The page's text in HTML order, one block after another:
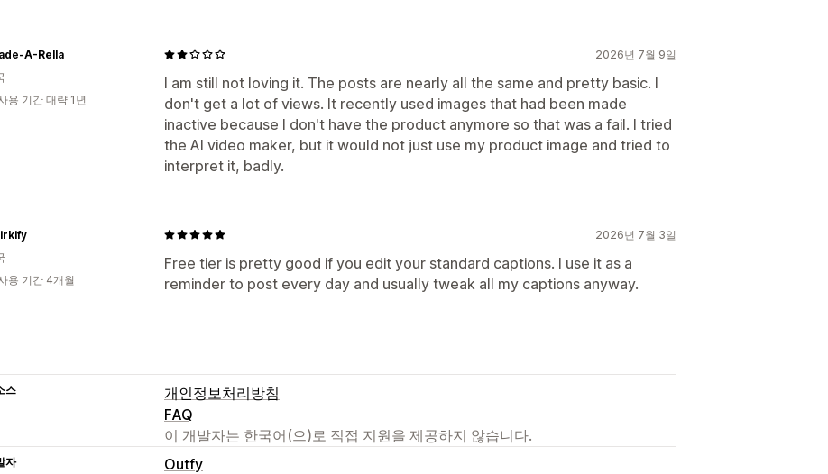
2026년 7월 9일
I am still not loving it. The posts are nearly all the same and pretty basic. I
don't get a lot of views. It recently used images that had been made
inactive because I don't have the product anymore so that was a fail. I tried
the AI video maker, but it would not just use my product image and tried to
interpret it, badly.
A-Rella
용 기간 대략 1년
2026년 7월 3일
Free tier is pretty good if you edit your standard captions. I use it as a
reminder to post every day and usually tweak all my captions anyway.
용 기간 4개월
스
개인정보처리방침
FAQ
이 개발자는 한국어(으)로 직접 지원을 제공하지 않습니다.
자
Outfy